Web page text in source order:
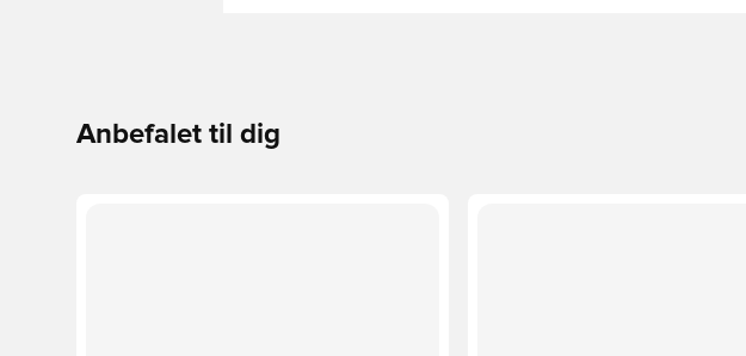
Anbefalet til dig